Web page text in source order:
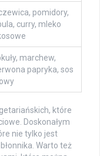
pomidory,
curry, mleko
marchew,
papryka, sos
które
Doskonałym
nie tylko jest
Warto też